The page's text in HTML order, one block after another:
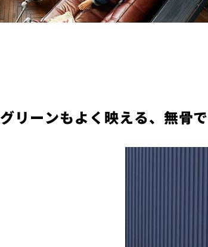
グリーンもよく映える、無骨